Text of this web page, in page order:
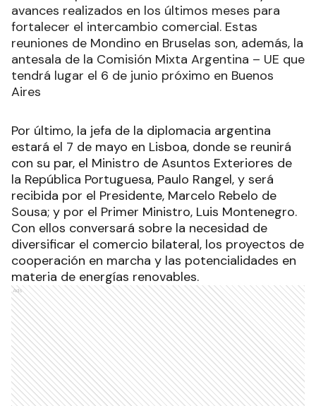
avances realizados en los últimos meses para
fortalecer el intercambio comercial. Estas
reuniones de Mondino en Bruselas son, además, la
antesala de la Comisión Mixta Argentina – UE que
tendrá lugar el 6 de junio próximo en Buenos
Aires
Por último, la jefa de la diplomacia argentina
estará el 7 de mayo en Lisboa, donde se reunirá
con su par, el Ministro de Asuntos Exteriores de
la República Portuguesa, Paulo Rangel, y será
recibida por el Presidente, Marcelo Rebelo de
Sousa; y por el Primer Ministro, Luis Montenegro.
Con ellos conversará sobre la necesidad de
diversificar el comercio bilateral, los proyectos de
cooperación en marcha y las potencialidades en
materia de energías renovables.
Ads